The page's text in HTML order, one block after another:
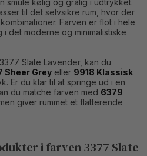
til det selvsikre rum, hvor der
Farven er flot i hele
det moderne og minimalistiske
Slate Lavender, kan du
Sheer Grey eller 9918 Klassisk
Er du klar til at springe ud i en
du matche farven med 6379
giver rummet et flatterende
i farven 3377 Slate